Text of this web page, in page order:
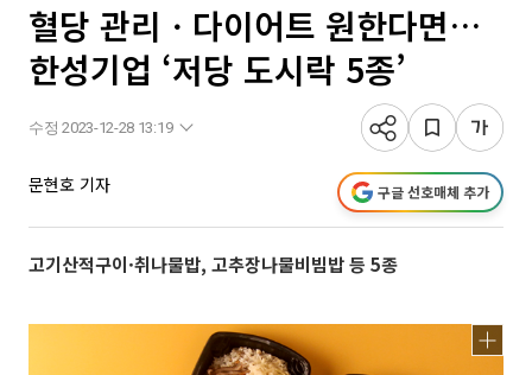
혈당 관리ㆍ다이어트 원한다면…
한성기업 ‘저당 도시락 5종’
수정 2023-12-28 13:19
문현호 기자 구글 선호매체 추가
고기산적구이·취나물밥, 고추장나물비빔밥 등 5종